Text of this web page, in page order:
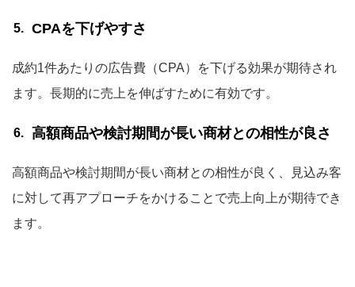
CPAを下げやすさ
成約1件あたりの広告費（CPA）を下げる効果が期待され
ます。長期的に売上を伸ばすために有効です。
高額商品や検討期間が長い商材との相性が良さ
高額商品や検討期間が長い商材との相性が良く、見込み客
に対して再アプローチをかけることで売上向上が期待でき
ます。